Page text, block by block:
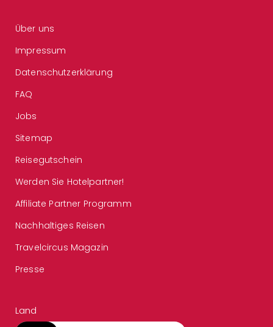
Über uns
Impressum
Datenschutzerklärung
FAQ
Jobs
Sitemap
Reisegutschein
Werden Sie Hotelpartner!
Affiliate Partner Programm
Nachhaltiges Reisen
Travelcircus Magazin
Presse
Land